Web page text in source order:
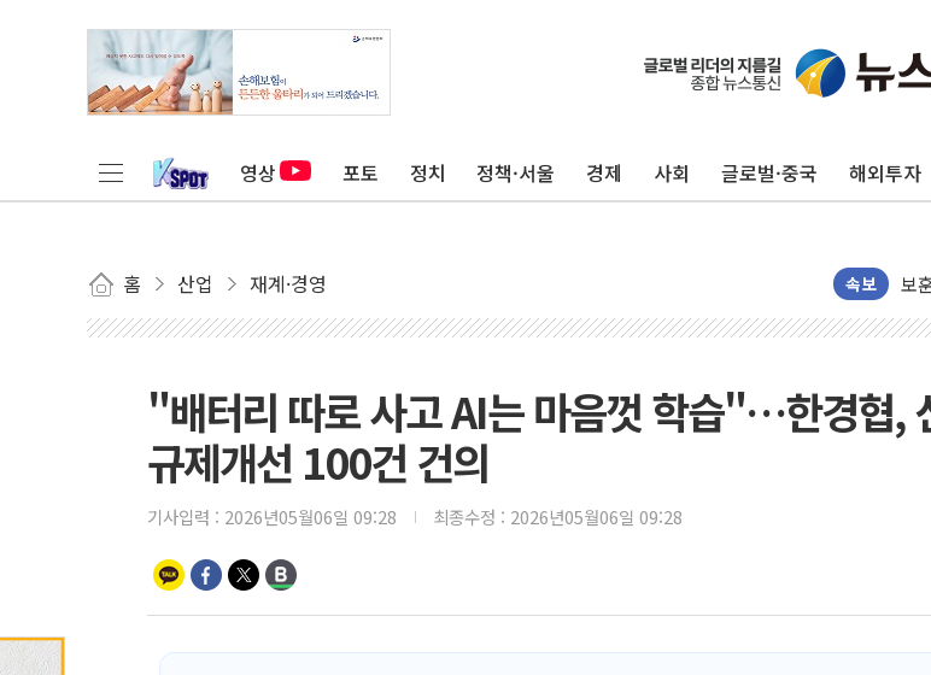
영상 포토 정치 정책·서울 경제 사회 글로벌·중국 해외투자
홈 산업 재계·경영 속보
李
오
온
오
'
中 '
李
"배터리 따로 사고 AI는 마음껏 학습"…한경협,
규제개선 100건 건의
기사입력 : 2026년05월06일 09:28 최종수정 : 2026년05월06일 09:28